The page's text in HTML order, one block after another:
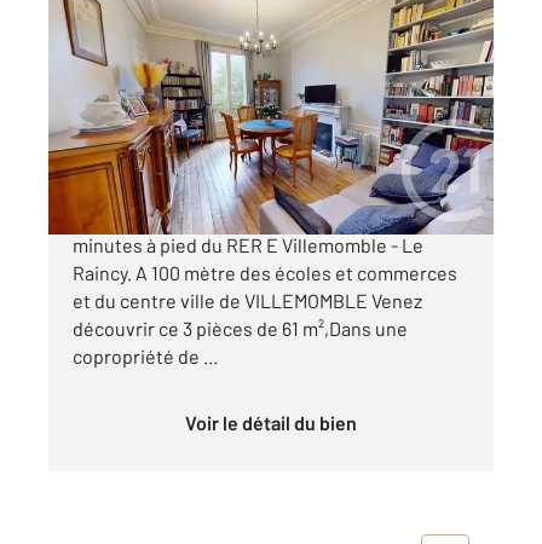
VILLEMOMBLE 93
61 m
, 3 pièces
Ref : 258
Appartement F3 à vendre
215 000 €
VILLEMOMBLE - CENTRE VILLE Située à 4
minutes à pied du RER E Villemomble - Le
Raincy. A 100 mètre des écoles et commerces
et du centre ville de VILLEMOMBLE Venez
découvrir ce 3 pièces de 61 m²,Dans une
copropriété de ...
Voir le détail du bien